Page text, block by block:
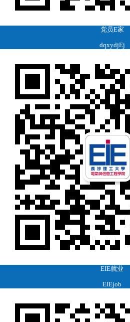
党员E家
dqxydjEj
EIE就业
EIEjob